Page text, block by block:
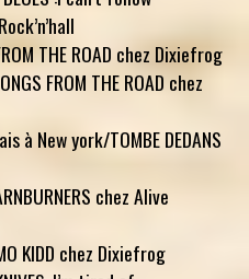
THE ROAD chez Dixiefrog
FROM THE ROAD chez
à New york/TOMBE DEDANS
chez Alive
KIDD chez Dixiefrog